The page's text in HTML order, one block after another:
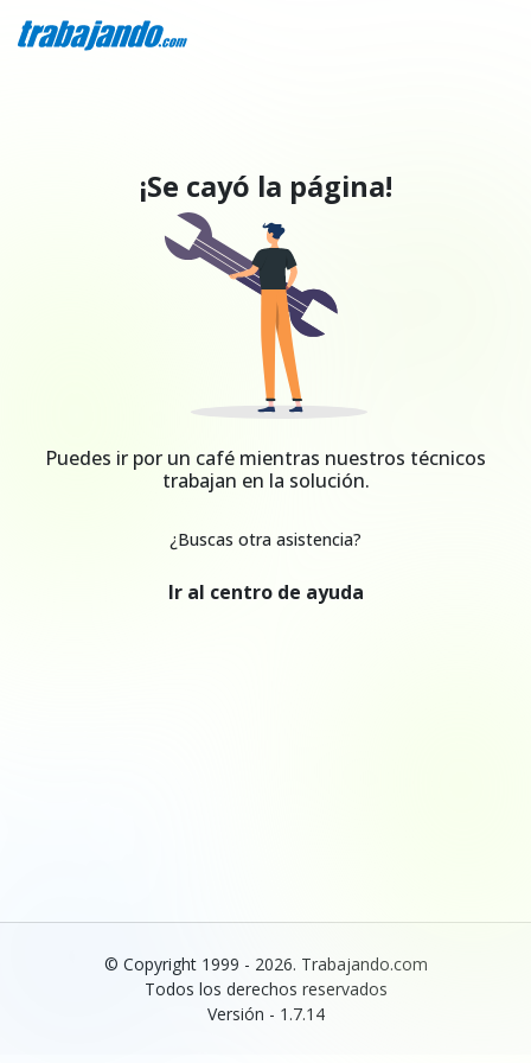
¡Se cayó la página!
Puedes ir por un café mientras nuestros técnicos
trabajan en la solución.
¿Buscas otra asistencia?
Ir al centro de ayuda
© Copyright 1999 - 2026. Trabajando.com
Todos los derechos reservados
Versión - 1.7.14